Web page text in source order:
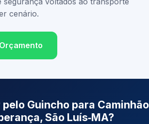
cenário.
Guincho para Caminhão
São Luís‑MA?